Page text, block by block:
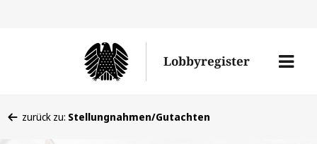
Lobbyregister
Menü
befinden
zurück zu: Stellungnahmen/Gutachten